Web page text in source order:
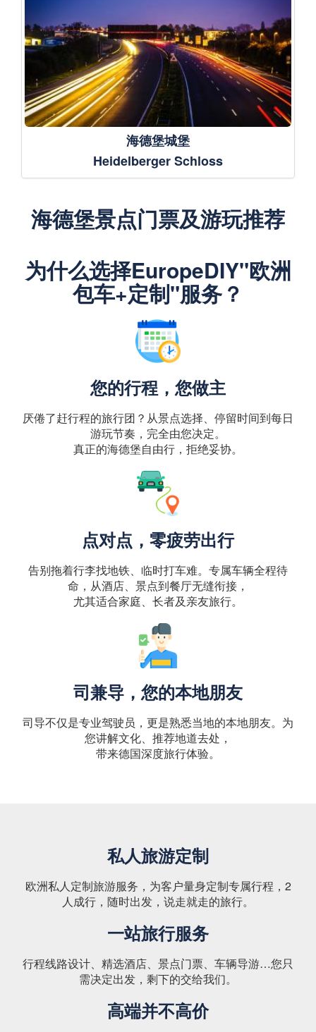
海德堡城堡
Heidelberger Schloss
海德堡景点门票及游玩推荐
为什么选择EuropeDIY"欧洲
包车+定制"服务？
您的行程，您做主
厌倦了赶行程的旅行团？从景点选择、停留时间到每日
游玩节奏，完全由您决定。
真正的海德堡自由行，拒绝妥协。
点对点，零疲劳出行
告别拖着行李找地铁、临时打车难。专属车辆全程待
命，从酒店、景点到餐厅无缝衔接，
尤其适合家庭、长者及亲友旅行。
司兼导，您的本地朋友
司导不仅是专业驾驶员，更是熟悉当地的本地朋友。为
您讲解文化、推荐地道去处，
带来德国深度旅行体验。
私人旅游定制
欧洲私人定制旅游服务，为客户量身定制专属行程，2
人成行，随时出发，说走就走的旅行。
一站旅行服务
行程线路设计、精选酒店、景点门票、车辆导游…您只
需决定出发，剩下的交给我们。
高端并不高价